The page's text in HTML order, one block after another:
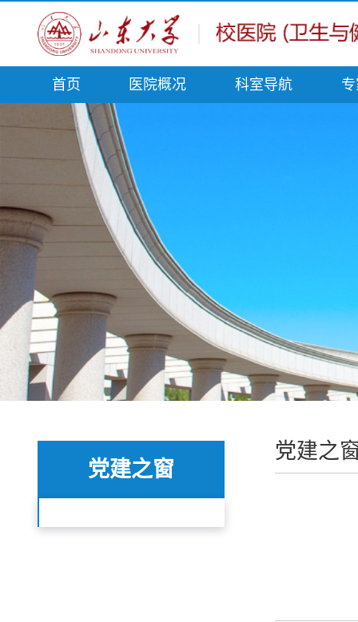
首页 医院概况 科室导航
党建之窗
党建之